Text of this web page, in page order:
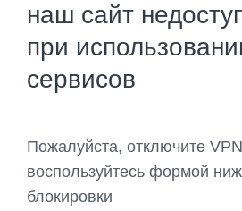
наш сайт
при
сервисов
Пожалуйста, отключите
воспользуйтесь формой
блокировки